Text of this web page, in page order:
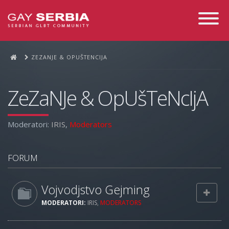
Toggle
ZEZANJE & OPUŠTENCIJA
ZeZaNJe & OpUšTeNcIjA
Moderatori: IRIS, Moderators
FORUM
Vojvodjstvo Gejming
MODERATORI: IRIS, MODERATORS